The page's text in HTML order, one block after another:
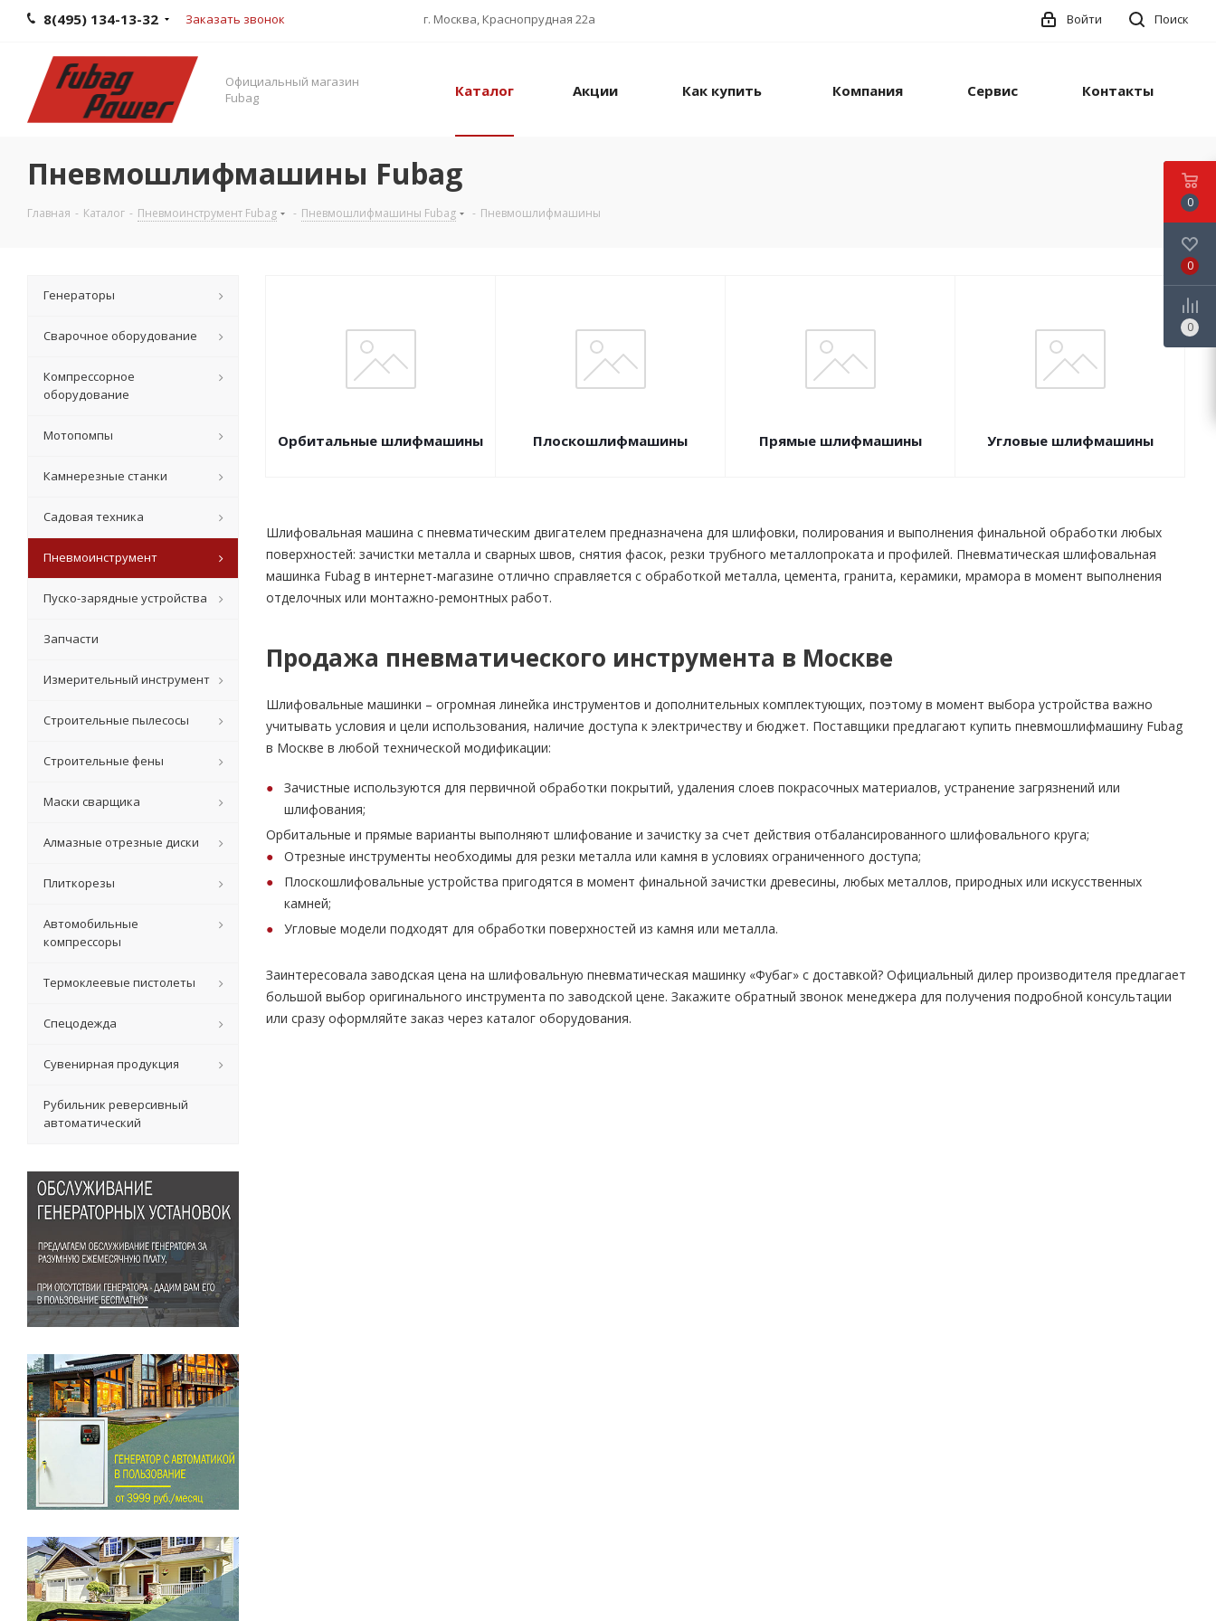
8(495) 134-13-32 Заказать звонок г. Москва, Краснопрудная 22а Поиск
Войти
Официальный магазин
Fubag
Каталог Акции Как купить Компания Сервис Контакты
Пневмошлифмашины Fubag
Главная - Каталог - Пневмоинструмент Fubag - Пневмошлифмашины Fubag - Пневмошлифмашины
Орбитальные шлифмашины Плоскошлифмашины Прямые шлифмашины Угловые шлифмашины
Шлифовальная машина с пневматическим двигателем предназначена для шлифовки, полирования и выполнения финальной обработки любых
поверхностей: зачистки металла и сварных швов, снятия фасок, резки трубного металлопроката и профилей. Пневматическая шлифовальная
машинка Fubag в интернет-магазине отлично справляется с обработкой металла, цемента, гранита, керамики, мрамора в момент выполнения
отделочных или монтажно-ремонтных работ.
Продажа пневматического инструмента в Москве
Шлифовальные машинки – огромная линейка инструментов и дополнительных комплектующих, поэтому в момент выбора устройства важно
учитывать условия и цели использования, наличие доступа к электричеству и бюджет. Поставщики предлагают купить пневмошлифмашину Fubag
в Москве в любой технической модификации:
Зачистные используются для первичной обработки покрытий, удаления слоев покрасочных материалов, устранение загрязнений или
шлифования;
Орбитальные и прямые варианты выполняют шлифование и зачистку за счет действия отбалансированного шлифовального круга;
Отрезные инструменты необходимы для резки металла или камня в условиях ограниченного доступа;
Плоскошлифовальные устройства пригодятся в момент финальной зачистки древесины, любых металлов, природных или искусственных
камней;
Угловые модели подходят для обработки поверхностей из камня или металла.
Заинтересовала заводская цена на шлифовальную пневматическая машинку «Фубаг» с доставкой? Официальный дилер производителя предлагает
большой выбор оригинального инструмента по заводской цене. Закажите обратный звонок менеджера для получения подробной консультации
или сразу оформляйте заказ через каталог оборудования.
Генераторы
Сварочное оборудование
Компрессорное
оборудование
Мотопомпы
Камнерезные станки
Садовая техника
Пневмоинструмент
Пуско-зарядные устройства
Запчасти
Измерительный инструмент
Строительные пылесосы
Строительные фены
Маски сварщика
Алмазные отрезные диски
Плиткорезы
Автомобильные
компрессоры
Термоклеевые пистолеты
Спецодежда
Сувенирная продукция
Рубильник реверсивный
автоматический
0
0
0